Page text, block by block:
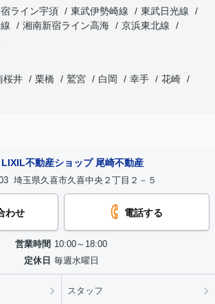
ライン宇須 東武伊勢崎線
東武日光線
湘南新宿ライン高海
京浜東北線
桜井 栗橋 鷲宮 白岡 幸手
花崎
LIXIL不動産ショップ 尾崎不動産
埼玉県久喜市久喜中央２丁目２－５
わせ 電話する
営業時間 10:00～18:00
定休日 毎週水曜日
スタッフ